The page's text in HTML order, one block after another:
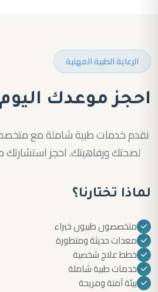
الرعاية الطبية المهنية
احجز موعدك اليوم
نقدم خدمات طبية شاملة مع
لصحتك ورفاهيتك. احجز استشارتك
لماذا تختارنا؟
متخصصون طبيون خبراء
معدات حديثة ومتطورة
خطط علاج شخصية
خدمات طبية شاملة
بيئة آمنة ومريحة